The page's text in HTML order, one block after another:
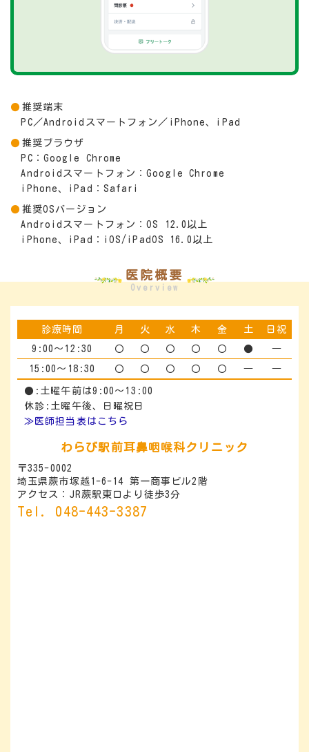
推奨端末
PC／Androidスマートフォン／iPhone、iPad
推奨ブラウザ
PC：Google Chrome
Androidスマートフォン：Google Chrome
iPhone、iPad：Safari
推奨OSバージョン
Androidスマートフォン：OS 12.0以上
iPhone、iPad：iOS/iPadOS 16.0以上
医院概要
Overview
●:土曜午前は9:00～13:00
休診:土曜午後、日曜祝日
≫医師担当表はこちら
診療時間 月 火 水 木 金 土
日祝
9:00～12:30
〇 〇 〇 〇 〇 ● ―
15:00～18:30 〇 〇 〇 〇 〇 ― ―
わらび駅前耳鼻咽喉科クリニック
〒335-0002
埼玉県蕨市塚越1-6-14 第一商事ビル2階
アクセス：JR蕨駅東口より徒歩3分
048-443-3387